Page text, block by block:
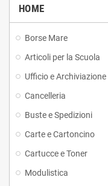
HOME
Borse Mare
Articoli per la Scuola
Ufficio e Archiviazione
Cancelleria
Buste e Spedizioni
Carte e Cartoncino
Cartucce e Toner
Modulistica